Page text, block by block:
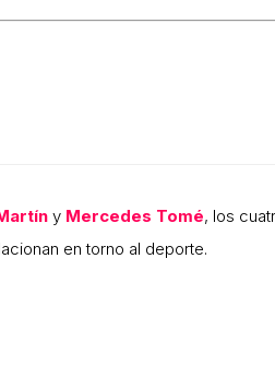
y Mercedes Tomé, los
en torno al deporte.